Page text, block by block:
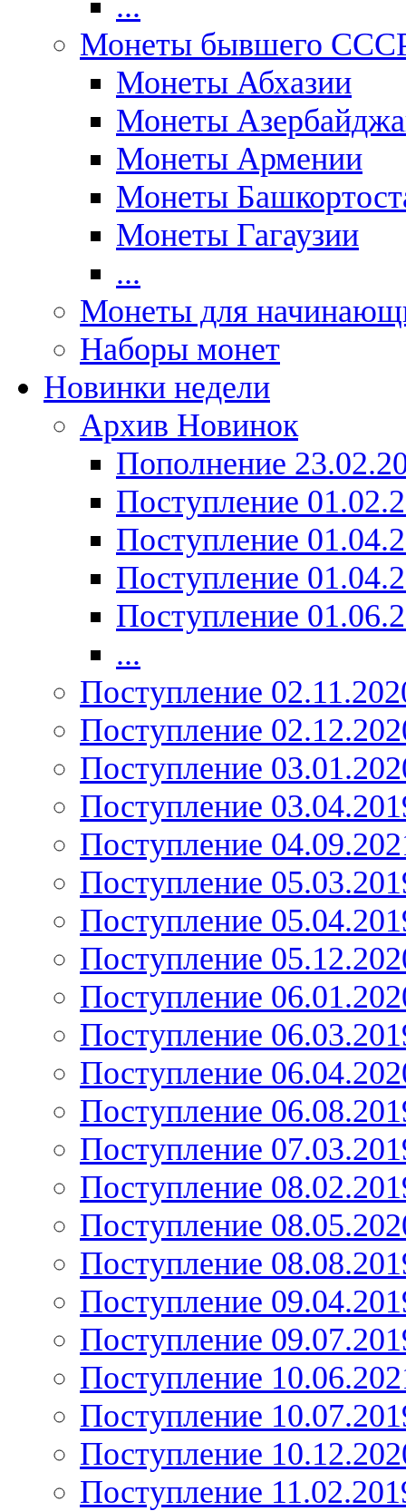
Монеты бывшего
Монеты Абхазии
Монеты
Монеты Армении
Монеты
Монеты Гагаузии
...
Монеты для
Наборы монет
Новинки недели
Архив Новинок
Пополнение
Поступление
Поступление
Поступление
Поступление
...
Поступление
Поступление
Поступление
Поступление
Поступление
Поступление
Поступление
Поступление
Поступление
Поступление
Поступление
Поступление
Поступление
Поступление
Поступление
Поступление
Поступление
Поступление
Поступление
Поступление
Поступление
Поступление